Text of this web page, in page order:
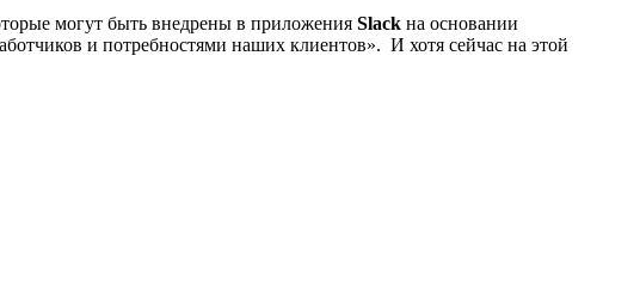
могут быть внедрены в приложения Slack на основании
и потребностями наших клиентов». И хотя сейчас на этой